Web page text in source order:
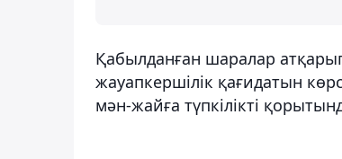
Қабылданған шаралар
жауапкершілік қағидатын
мән-жайға түпкілікті